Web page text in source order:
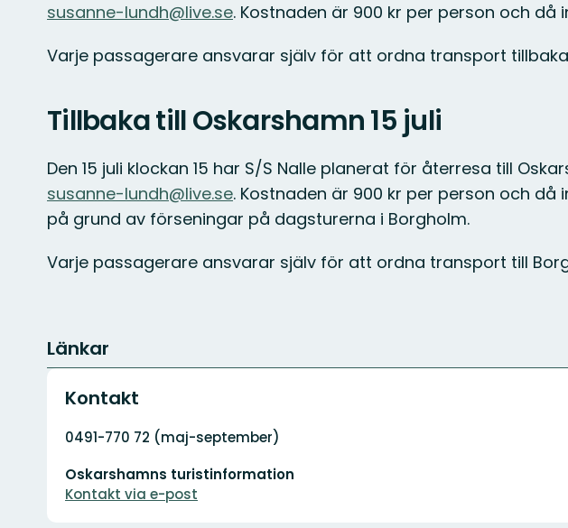
susanne-lundh@live.se. Kostnaden är 900 kr per person och då
Varje passagerare ansvarar själv för att ordna transport
Tillbaka till Oskarshamn 15 juli
Den 15 juli klockan 15 har S/S Nalle planerat för återresa till
susanne-lundh@live.se. Kostnaden är 900 kr per person och
på grund av förseningar på dagsturerna i Borgholm.
Varje passagerare ansvarar själv för att ordna transport till
Länkar
Kontakt
Adress
0491-770 72 (maj-september)
postadress
Oskarshamns turistinformation
Kontakt via e-post